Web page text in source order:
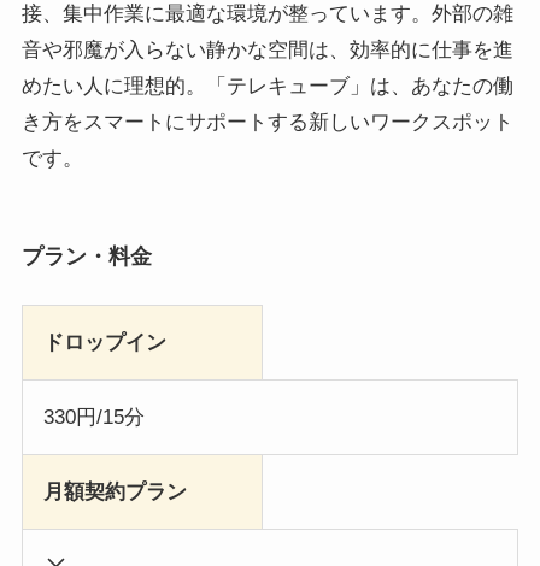
接、集中作業に最適な環境が整っています。外部の雑
音や邪魔が入らない静かな空間は、効率的に仕事を進
めたい人に理想的。「テレキューブ」は、あなたの働
き方をスマートにサポートする新しいワークスポット
です。
プラン・料金
ドロップイン
330円/15分
月額契約プラン